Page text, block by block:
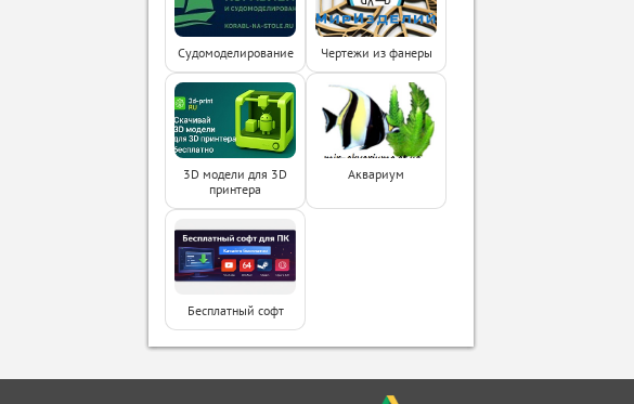
Судомоделирование Чертежи из фанеры
3D модели для 3D
принтера
Аквариум
Бесплатный софт